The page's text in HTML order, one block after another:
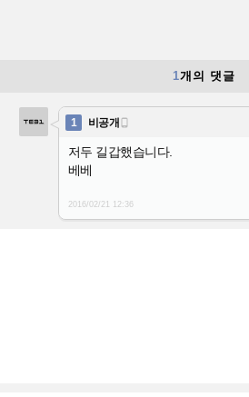
1개의 댓글
1 비공개 
저두 길갑했습니다.
베베
2016/02/21 12:36